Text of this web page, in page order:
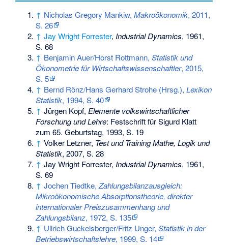
↑ Nicholas Gregory Mankiw,Makroökonomik, 2011,
S. 26
↑ Jay Wright Forrester, Industrial Dynamics, 1961,
S. 68
↑ Benjamin Auer/Horst Rottmann,Statistik und
Ökonometrie für Wirtschaftswissenschaftler, 2015,
S. 5
↑ Bernd Rönz/Hans Gerhard Strohe (Hrsg.),Lexikon
Statistik, 1994, S. 40
↑ Jürgen Kopf, Elemente volkswirtschaftlicher
Forschung und Lehre: Festschrift für Sigurd Klatt
zum 65. Geburtstag, 1993, S. 19
↑ Volker Letzner, Test und Training Mathe, Logik und
Statistik, 2007, S. 28
↑ Jay Wright Forrester, Industrial Dynamics, 1961,
S. 69
↑ Jochen Tiedtke,Zahlungsbilanzausgleich:
Mikroökonomische Absorptionstheorie, direkter
internationaler Preiszusammenhang und
Zahlungsbilanz, 1972, S. 135
↑ Ullrich Guckelsberger/Fritz Unger,Statistik in der
Betriebswirtschaftslehre, 1999, S. 14